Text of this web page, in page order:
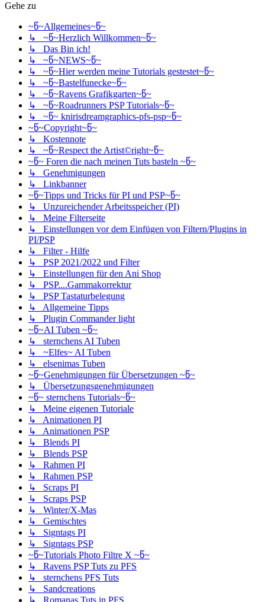
Gehe zu
~წ~Allgemeines~წ~
↳ ~წ~Herzlich Willkommen~წ~
↳ Das Bin ich!
↳ ~წ~NEWS~წ~
↳ ~წ~Hier werden meine Tutorials gestestet~წ~
↳ ~წ~Bastelfunecke~წ~
↳ ~წ~Ravens Grafikgarten~წ~
↳ ~წ~Roadrunners PSP Tutorials~წ~
↳ ~წ~ knirisdreamgraphics-pfs-psp~წ~
~წ~Copyright~წ~
↳ Kostennote
↳ ~წ~Respect the Artist©right~წ~
~წ~ Foren die nach meinen Tuts basteln ~წ~
↳ Genehmigungen
↳ Linkbanner
~წ~Tipps und Tricks für PI und PSP~წ~
↳ Unzureichender Arbeitsspeicher (PI)
↳ Meine Filterseite
↳ Einstellungen vor dem Einfügen von Filtern/Plugins in
PI/PSP
↳ Filter - Hilfe
↳ PSP 2021/2022 und Filter
↳ Einstellungen für den Ani Shop
↳ PSP....Gammakorrektur
↳ PSP Tastaturbelegung
↳ Allgemeine Tipps
↳ Plugin Commander light
~წ~AI Tuben ~წ~
↳ sternchens AI Tuben
↳ ~Elfes~ AI Tuben
↳ elsenimas Tuben
~წ~Genehmigungen für Übersetzungen ~წ~
↳ Übersetzungsgenehmigungen
~წ~ sternchens Tutorials~წ~
↳ Meine eigenen Tutoriale
↳ Animationen PI
↳ Animationen PSP
↳ Blends PI
↳ Blends PSP
↳ Rahmen PI
↳ Rahmen PSP
↳ Scraps PI
↳ Scraps PSP
↳ Winter/X-Mas
↳ Gemischtes
↳ Signtags PI
↳ Signtags PSP
~წ~Tutorials Photo Filtre X ~წ~
↳ Ravens PSP Tuts zu PFS
↳ sternchens PFS Tuts
↳ Sandcreations